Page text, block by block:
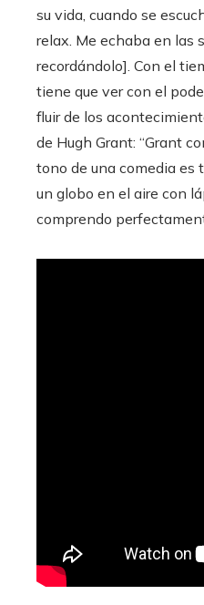
su vida, cuando se
relax. Me echaba en las
recordándolo]. Con el
tiene que ver con el
fluir de los
de Hugh Grant: “Grant
tono de una comedia
un globo en el aire con
comprendo